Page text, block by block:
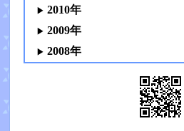
2010年
2009年
2008年